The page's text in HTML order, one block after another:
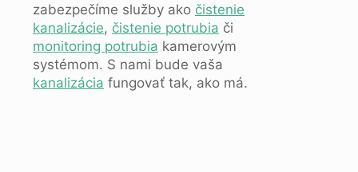
zabezpečíme služby ako čistenie
kanalizácie, čistenie potrubia či
monitoring potrubia kamerovým
systémom. S nami bude vaša
kanalizácia fungovať tak, ako má.